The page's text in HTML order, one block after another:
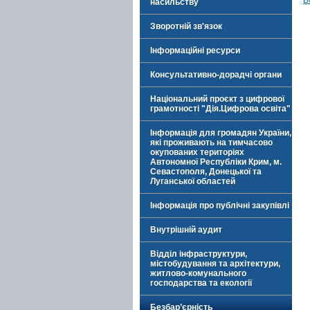
насильству
Зворотній зв'язок
Інформаційні ресурси
Консультативно-дорадчі органи
Національний проєкт з цифрової
грамотності "Дія.Цифрова освіта"
Інформація для громадян України,
які проживають на тимчасово
окупованих територіях
Автономної Республіки Крим, м.
Севастополя, Донецької та
Луганської областей
Інформація про публічні закупівлі
Внутрішній аудит
Відділ інфраструктури,
містобудування та архітектури,
житлово-комунального
господарства та екології
Безбар’єрність